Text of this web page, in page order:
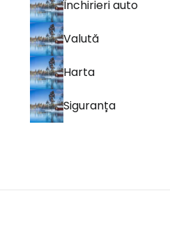
Închirieri auto
Valută
Harta
Siguranța